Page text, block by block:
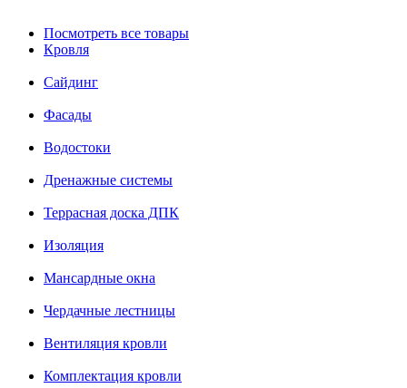
Посмотреть все товары
Кровля
Сайдинг
Фасады
Водостоки
Дренажные системы
Террасная доска ДПК
Изоляция
Мансардные окна
Чердачные лестницы
Вентиляция кровли
Комплектация кровли